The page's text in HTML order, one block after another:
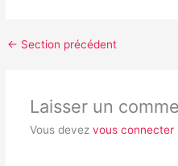
← Section précédent
Laisser un
Vous devez vous connecter